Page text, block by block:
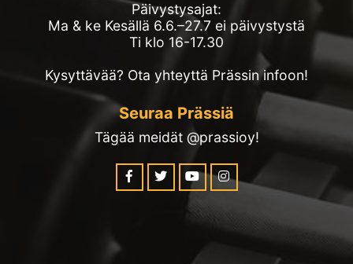
Päivystysajat:
Ma & ke Kesällä 6.6.–27.7 ei päivystystä
Ti klo 16-17.30
Kysyttävää? Ota yhteyttä Prässin infoon!
Seuraa Prässiä
Tägää meidät @prassioy!